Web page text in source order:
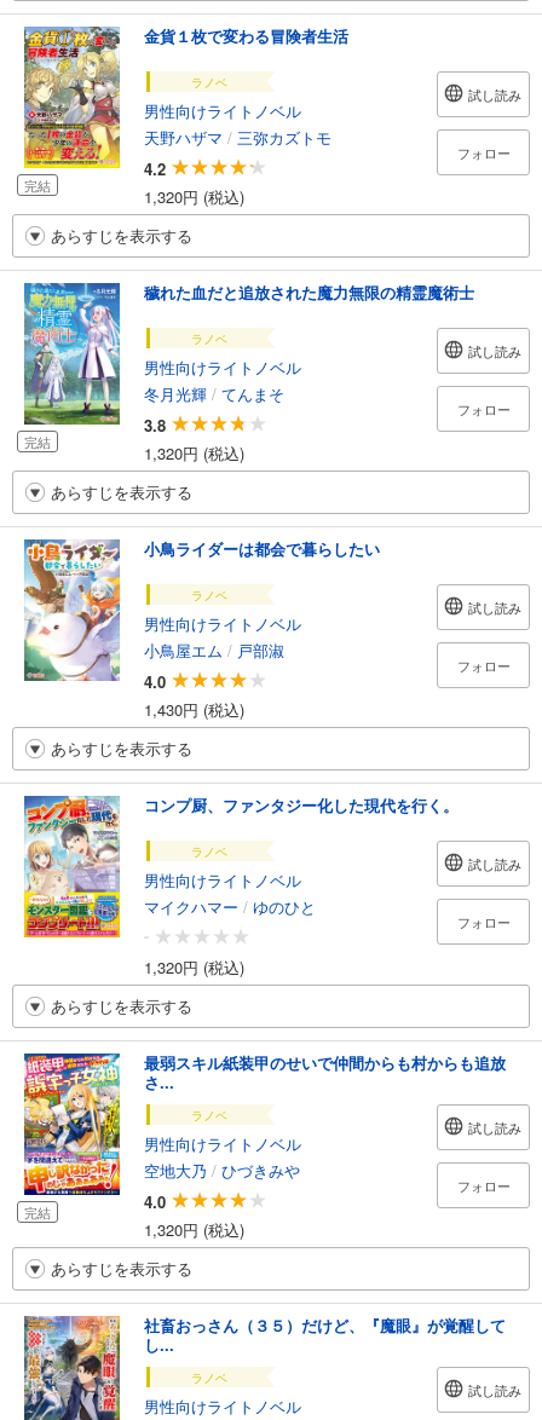
完結
金貨１枚で変わる冒険者生活
ラノベ
男性向けライトノベル
天野ハザマ / 三弥カズトモ
4.2
1,320円 (税込)
試し読み
フォロー
あらすじを表示する
完結
穢れた血だと追放された魔力無限の精霊魔術士
ラノベ
男性向けライトノベル
冬月光輝 / てんまそ
3.8
1,320円 (税込)
試し読み
フォロー
あらすじを表示する
小鳥ライダーは都会で暮らしたい
ラノベ
男性向けライトノベル
小鳥屋エム / 戸部淑
4.0
1,430円 (税込)
試し読み
フォロー
あらすじを表示する
コンプ厨、ファンタジー化した現代を行く。
ラノベ
男性向けライトノベル
マイクハマー / ゆのひと
-
1,320円 (税込)
試し読み
フォロー
あらすじを表示する
完結
最弱スキル紙装甲のせいで仲間からも村からも追放
さ...
ラノベ
男性向けライトノベル
空地大乃 / ひづきみや
4.0
1,320円 (税込)
試し読み
フォロー
あらすじを表示する
社畜おっさん（３５）だけど、『魔眼』が覚醒して
し...
ラノベ
男性向けライトノベル
試し読み